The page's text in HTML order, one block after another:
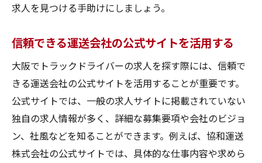
求人を見つける手助けにしましょう。
信頼できる運送会社の公式サイトを活用する
大阪でトラックドライバーの求人を探す際には、信頼で
きる運送会社の公式サイトを活用することが重要です。
公式サイトでは、一般の求人サイトに掲載されていない
独自の求人情報が多く、詳細な募集要項や会社のビジョ
ン、社風などを知ることができます。例えば、協和運送
株式会社の公式サイトでは、具体的な仕事内容や求めら